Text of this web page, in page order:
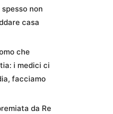
non
casa
che
i medici ci
facciamo
da Re